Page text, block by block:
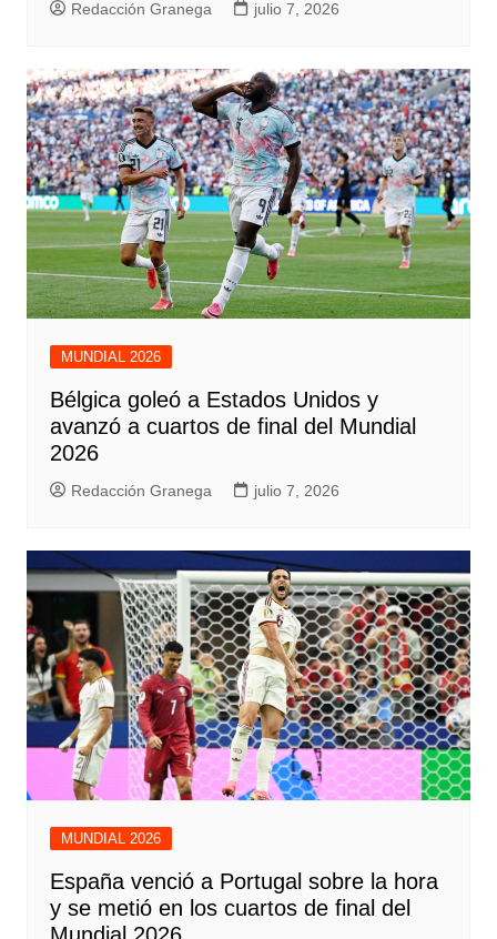
Redacción Granega julio 7, 2026
MUNDIAL 2026
Bélgica goleó a Estados Unidos y
avanzó a cuartos de final del Mundial
2026
Redacción Granega julio 7, 2026
MUNDIAL 2026
España venció a Portugal sobre la hora
y se metió en los cuartos de final del